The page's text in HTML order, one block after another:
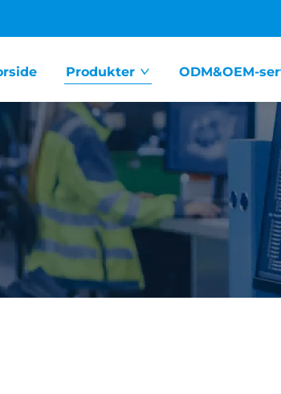
Produkter ODM&OEM-